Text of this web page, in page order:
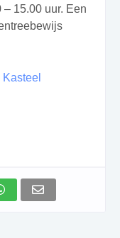
15.00 uur. Een